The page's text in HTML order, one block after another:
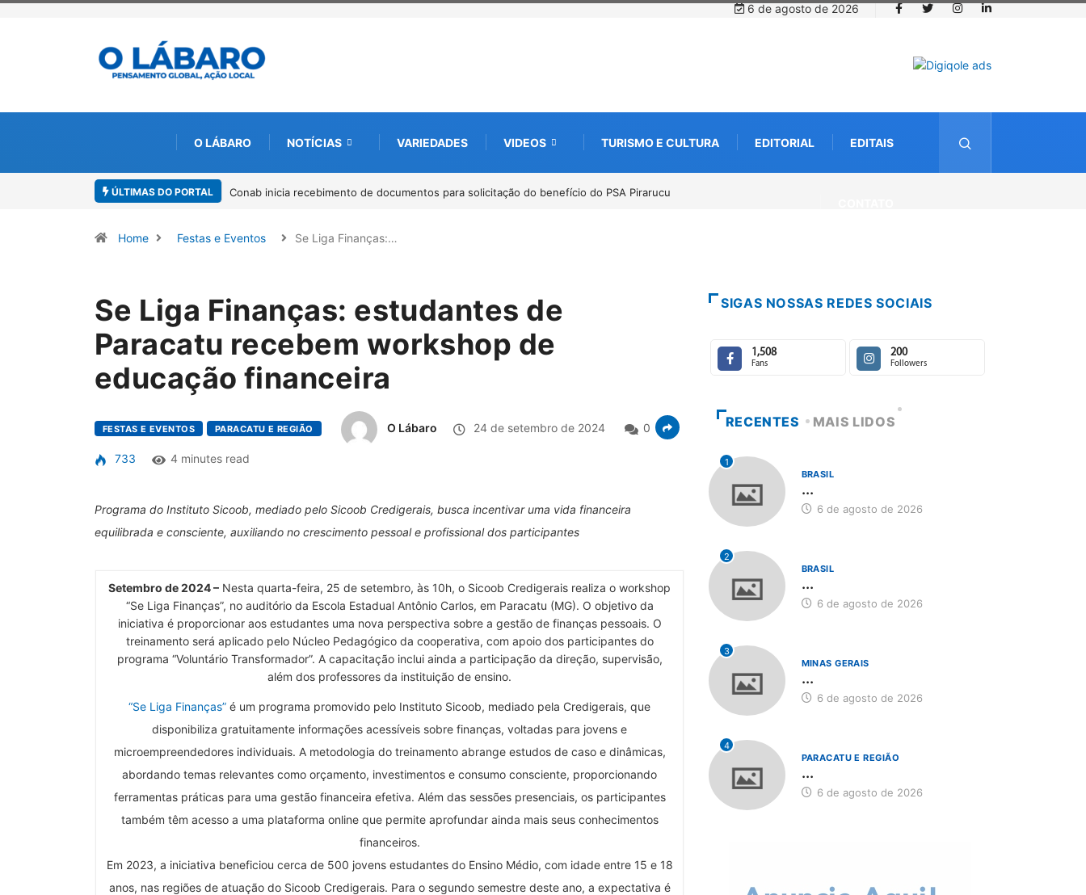
6 de agosto de 2026
O LÁBARO NOTÍCIAS VARIEDADES VIDEOS TURISMO E CULTURA EDITORIAL EDITAIS
ÚLTIMAS DO PORTAL
de documentos para solicitação do benefício do PSA PirarucuWorkshop internacional debate futuro da piscicultura com espécies nativas da
Home Festas e Eventos Se Liga Finanças:…
Se Liga Finanças: estudantes de
Paracatu recebem workshop de
educação financeira
FESTAS E EVENTOS PARACATU E REGIÃO O Lábaro 24 de setembro de 2024 0
733 4 minutes read
Programa do Instituto Sicoob, mediado pelo Sicoob Credigerais, busca incentivar uma vida financeira
equilibrada e consciente, auxiliando no crescimento pessoal e profissional dos participantes
Setembro de 2024 – Nesta quarta-feira, 25 de setembro, às 10h, o Sicoob Credigerais realiza o workshop
“Se Liga Finanças”, no auditório da Escola Estadual Antônio Carlos, em Paracatu (MG). O objetivo da
iniciativa é proporcionar aos estudantes uma nova perspectiva sobre a gestão de finanças pessoais. O
treinamento será aplicado pelo Núcleo Pedagógico da cooperativa, com apoio dos participantes do
programa “Voluntário Transformador”. A capacitação inclui ainda a participação da direção, supervisão,
além dos professores da instituição de ensino.
“Se Liga Finanças” é um programa promovido pelo Instituto Sicoob, mediado pela Credigerais, que
disponibiliza gratuitamente informações acessíveis sobre finanças, voltadas para jovens e
microempreendedores individuais. A metodologia do treinamento abrange estudos de caso e dinâmicas,
abordando temas relevantes como orçamento, investimentos e consumo consciente, proporcionando
ferramentas práticas para uma gestão financeira efetiva. Além das sessões presenciais, os participantes
também têm acesso a uma plataforma online que permite aprofundar ainda mais seus conhecimentos
financeiros.
Em 2023, a iniciativa beneficiou cerca de 500 jovens estudantes do Ensino Médio, com idade entre 15 e 18
anos, nas regiões de atuação do Sicoob Credigerais. Para o segundo semestre deste ano, a expectativa é
SIGAS NOSSAS REDES SOCIAIS
1,508
Fans
200
Followers
RECENTES MAIS LIDOS
1
BRASIL
...
6 de agosto de 2026
2
BRASIL
...
6 de agosto de 2026
3
MINAS GERAIS
...
6 de agosto de 2026
4
PARACATU E REGIÃO
...
6 de agosto de 2026